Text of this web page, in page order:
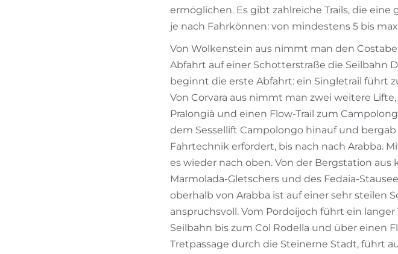
ermöglichen. Es gibt zahlreiche Trails, die
je nach Fahrkönnen: von mindestens 5 bis
Von Wolkenstein aus nimmt man den
Abfahrt auf einer Schotterstraße die Seilbahn
beginnt die erste Abfahrt: ein Singletrail führt
Von Corvara aus nimmt man zwei weitere
Pralongià und einen Flow-Trail zum
dem Sessellift Campolongo hinauf und
Fahrtechnik erfordert, bis nach nach Arabba.
es wieder nach oben. Von der Bergstation
Marmolada-Gletschers und des Fedaia-
oberhalb von Arabba ist auf einer sehr steilen
anspruchsvoll. Vom Pordoijoch führt ein
Seilbahn bis zum Col Rodella und über einen
Tretpassage durch die Steinerne Stadt, führt